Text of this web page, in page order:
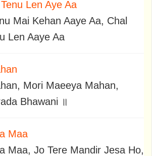
Len Aye Aa
Mai Kehan Aaye Aa, Chal
Len Aaye Aa
Mori Maeeya Mahan,
Bhawani ॥
Maa
Maa, Jo Tere Mandir Jesa Ho,